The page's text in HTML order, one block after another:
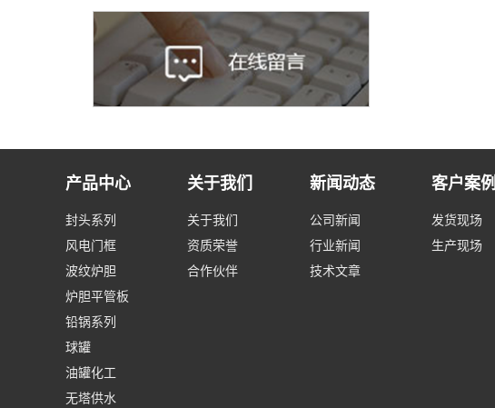
产品中心
封头系列
风电门框
波纹炉胆
炉胆平管板
铅锅系列
球罐
油罐化工
无塔供水
关于我们
关于我们
资质荣誉
合作伙伴
新闻动态
公司新闻
行业新闻
技术文章
客户案例
发货现场
生产现场